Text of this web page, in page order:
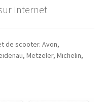
Internet
de scooter. Avon,
Metzeler, Michelin,